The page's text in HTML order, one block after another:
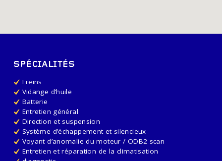
SPÉCIALITÉS
Freins
Vidange d’huile
Batterie
Entretien général
Direction et suspension
Système d’échappement et silencieux
Voyant d’anomalie du moteur / ODB2 scan
Entretien et réparation de la climatisation